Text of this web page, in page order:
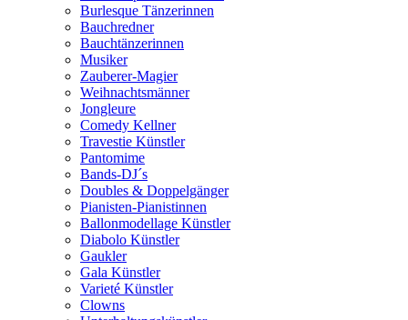
Burlesque Tänzerinnen
Bauchredner
Bauchtänzerinnen
Musiker
Zauberer-Magier
Weihnachtsmänner
Jongleure
Comedy Kellner
Travestie Künstler
Pantomime
Bands-DJ´s
Doubles & Doppelgänger
Pianisten-Pianistinnen
Ballonmodellage Künstler
Diabolo Künstler
Gaukler
Gala Künstler
Varieté Künstler
Clowns